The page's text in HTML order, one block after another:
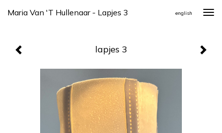
Maria Van 't Hullenaar - Lapjes 3 english
lapjes 3